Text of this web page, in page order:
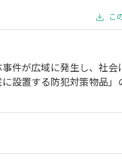
こ
件が広域に発生し、社
設置する防犯対策物品